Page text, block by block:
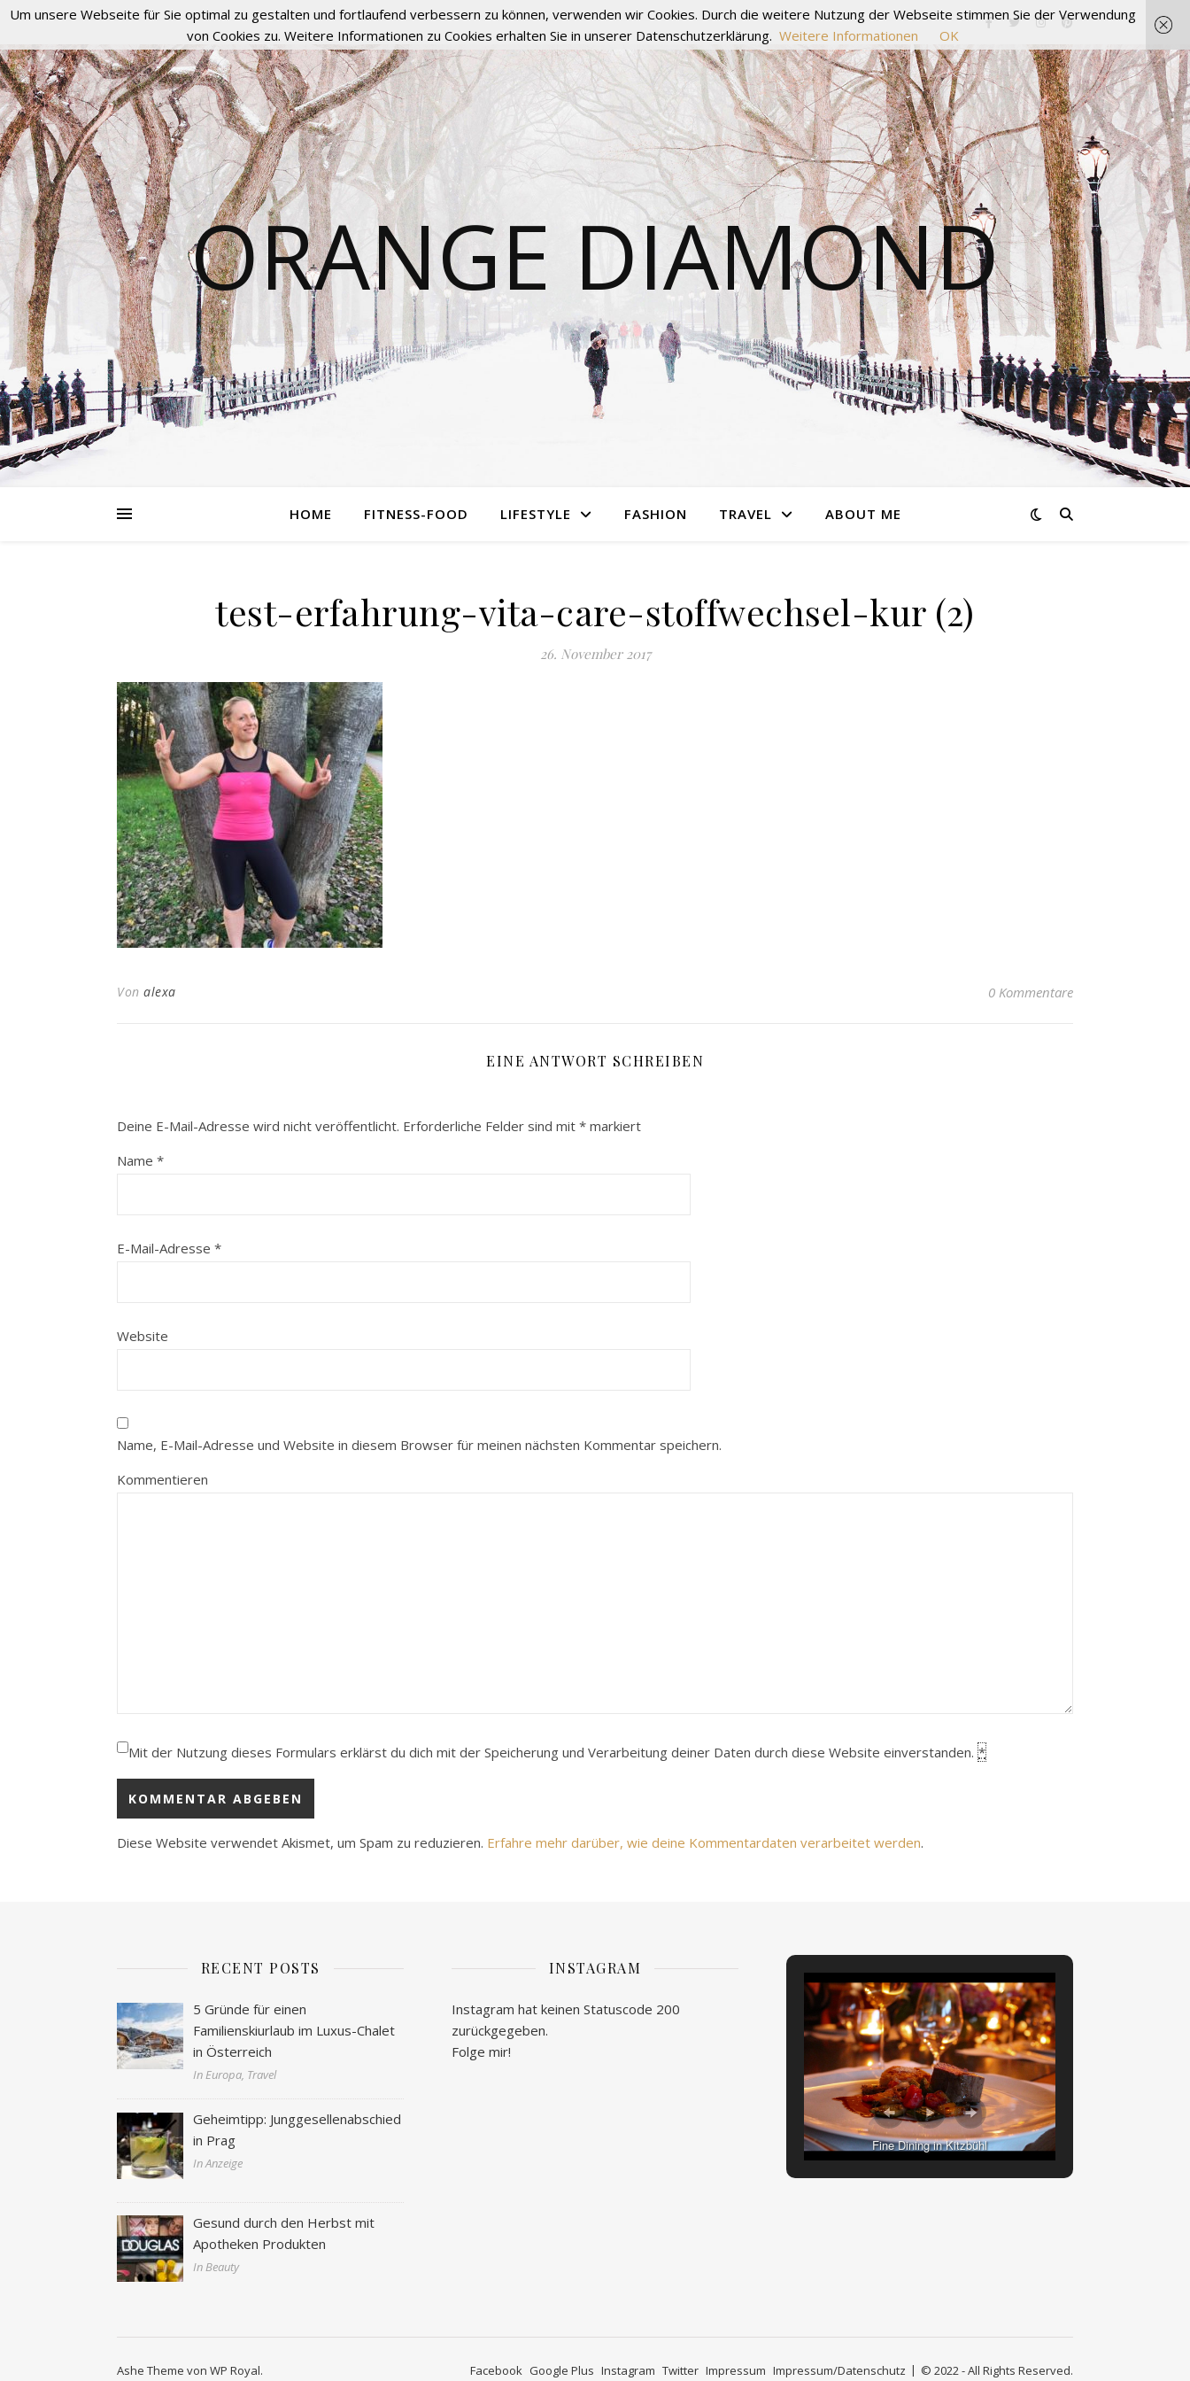
ORANGE DIAMOND
HOME FITNESS-FOOD LIFESTYLE FASHION TRAVEL ABOUT ME
test-erfahrung-vita-care-stoffwechsel-kur (2)
26. November 2017
Von alexa 0 Kommentare
EINE ANTWORT SCHREIBEN
Deine E-Mail-Adresse wird nicht veröffentlicht. Erforderliche Felder sind mit * markiert
Name *
E-Mail-Adresse *
Website
Name, E-Mail-Adresse und Website in diesem Browser für meinen nächsten Kommentar speichern.
Kommentieren
Mit der Nutzung dieses Formulars erklärst du dich mit der Speicherung und Verarbeitung deiner Daten durch diese Website einverstanden. *
Diese Website verwendet Akismet, um Spam zu reduzieren. Erfahre mehr darüber, wie deine Kommentardaten verarbeitet werden.
RECENT POSTS
5 Gründe für einen
Familienskiurlaub im Luxus-Chalet
in Österreich
In Europa, Travel
Geheimtipp: Junggesellenabschied
in Prag
In Anzeige
Gesund durch den Herbst mit
Apotheken Produkten
In Beauty
INSTAGRAM
Instagram hat keinen Statuscode 200
zurückgegeben.
Folge mir!
Fine Dining in Kitzbühl
© 2022 - All Rights Reserved.
Facebook Google Plus Instagram Twitter Impressum Impressum/Datenschutz
Ashe Theme von WP Royal.
Um unsere Webseite für Sie optimal zu gestalten und fortlaufend verbessern zu können, verwenden wir Cookies. Durch die weitere Nutzung der Webseite stimmen Sie der Verwendung
von Cookies zu. Weitere Informationen zu Cookies erhalten Sie in unserer Datenschutzerklärung. Weitere Informationen OK